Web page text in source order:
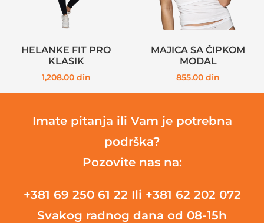
HELANKE FIT PRO
KLASIK
1,208.00 din
MAJICA SA ČIPKOM
MODAL
855.00 din
Imate pitanja ili Vam je potrebna
podrška?
Pozovite nas na:
+381 69 250 61 22 Ili +381 62 202 072
Svakog radnog dana od 08-15h